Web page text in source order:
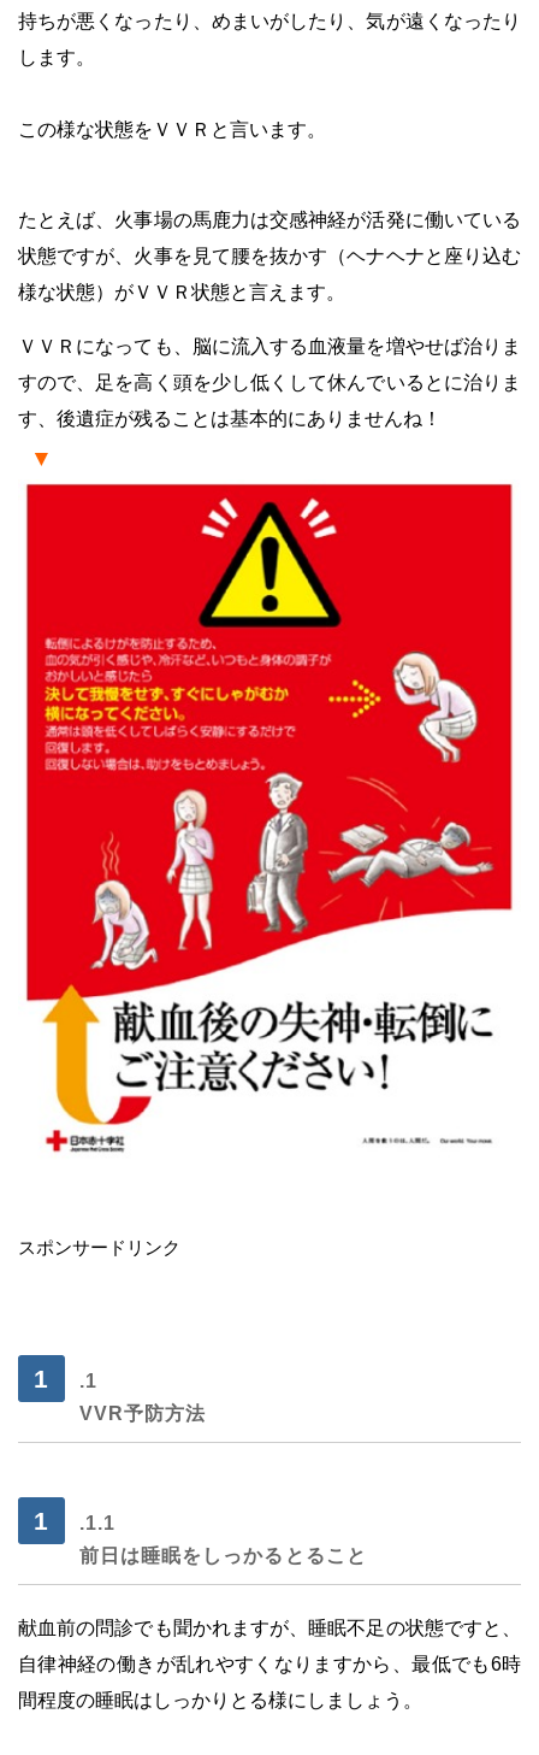
持ちが悪くなったり、めまいがしたり、気が遠くなったり
します。
この様な状態をＶＶＲと言います。
たとえば、火事場の馬鹿力は交感神経が活発に働いている
状態ですが、火事を見て腰を抜かす（ヘナヘナと座り込む
様な状態）がＶＶＲ状態と言えます。
ＶＶＲになっても、脳に流入する血液量を増やせば治りま
すので、足を高く頭を少し低くして休んでいるとに治りま
す、後遺症が残ることは基本的にありませんね！
▼
スポンサードリンク
.1
VVR予防方法
.1.1
前日は睡眠をしっかるとること
献血前の問診でも聞かれますが、睡眠不足の状態ですと、
自律神経の働きが乱れやすくな りますから、最低でも6時
間程度の睡眠はしっかりとる様にしましょう。